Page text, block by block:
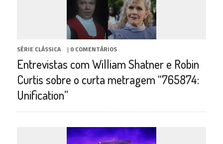
SÉRIE CLÁSSICA | 0 COMENTÁRIOS
Entrevistas com William Shatner e Robin
Curtis sobre o curta metragem “765874:
Unification”